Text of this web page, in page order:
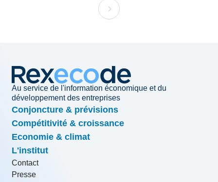
Au service de l'information économique et du
développement des entreprises
Conjoncture & prévisions
Compétitivité & croissance
Economie & climat
L'institut
Contact
Presse